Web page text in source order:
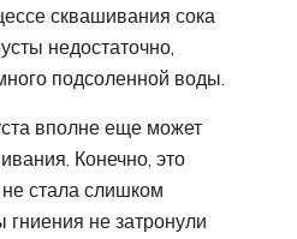
сквашивания сока
недостаточно,
подсоленной воды.
вполне еще может
Конечно, это
стала слишком
не затронули